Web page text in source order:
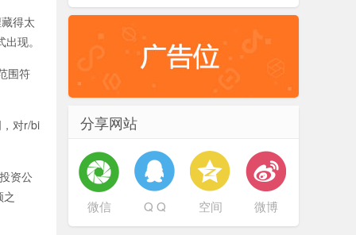
得太
现。
围符
对r/bi
资公
分享网站
微信 Q Q 空间 微博